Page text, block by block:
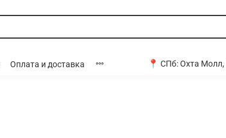
Оплата и доставка 📍 СПб:Охта Молл,